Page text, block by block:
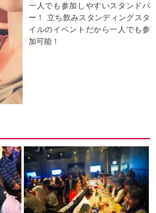
一人でも参加しやすいスタンドバ
ー！ 立ち飲みスタンディングスタ
イルのイベントだから一人でも参
加可能！